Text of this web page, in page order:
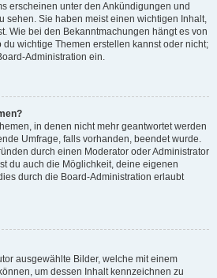
erscheinen unter den Ankündigungen und
sehen. Sie haben meist einen wichtigen Inhalt,
Wie bei den Bekanntmachungen hängt es von
wichtige Themen erstellen kannst oder nicht;
Administration ein.
in denen nicht mehr geantwortet werden
Umfrage, falls vorhanden, beendet wurde.
durch einen Moderator oder Administrator
du auch die Möglichkeit, deine eigenen
durch die Board-Administration erlaubt
ausgewählte Bilder, welche mit einem
um dessen Inhalt kennzeichnen zu